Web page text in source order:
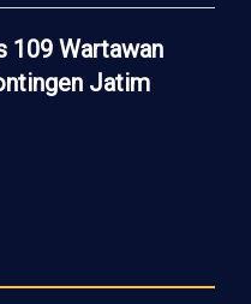
109 Wartawan
Jatim